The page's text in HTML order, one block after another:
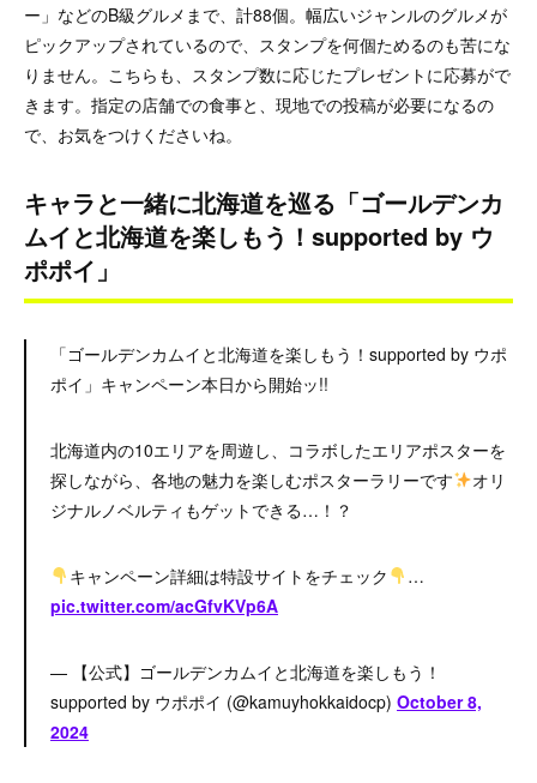
ー」などのB級グルメまで、計88個。幅広いジャンルのグルメが
ピックアップされているので、スタンプを何個ためるのも苦にな
りません。こちらも、スタンプ数に応じたプレゼントに応募がで
きます。指定の店舗での食事と、現地での投稿が必要になるの
で、お気をつけくださいね。
キャラと一緒に北海道を巡る「ゴールデンカ
ムイと北海道を楽しもう！supported by ウ
ポポイ」
「ゴールデンカムイと北海道を楽しもう！supported by ウポ
ポイ」キャンペーン本日から開始ッ!!
北海道内の10エリアを周遊し、コラボしたエリアポスターを
探しながら、各地の魅力を楽しむポスターラリーです
オリ
ジナルノベルティもゲットできる…！？
キャンペーン詳細は特設サイトをチェック
…
pic.twitter.com/acGfvKVp6A
— 【公式】ゴールデンカムイと北海道を楽しもう！
supported by ウポポイ (@kamuyhokkaidocp) October 8,
2024